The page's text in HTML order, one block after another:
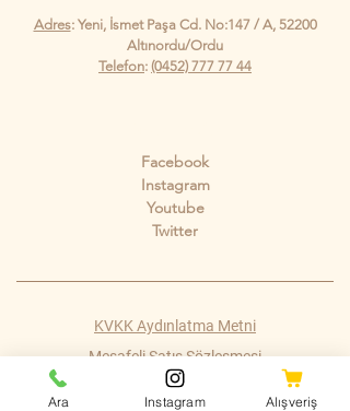
Adres: Yeni, İsmet Paşa Cd. No:147 / A, 52200
Altınordu/Ordu
Telefon: (0452) 777 77 44
Facebook
Instagram
Youtube
Twitter
KVKK Aydınlatma Metni
Mesafeli Satış Sözleşmesi
Shipping Policy
Ara Instagram Alışveriş